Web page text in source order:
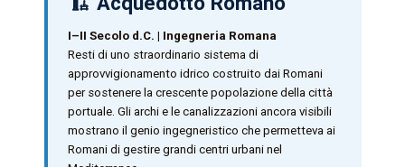
I–II Secolo d.C. | Ingegneria Romana
Resti di uno straordinario sistema di
approvvigionamento idrico costruito dai Romani
per sostenere la crescente popolazione della città
portuale. Gli archi e le canalizzazioni ancora visibili
mostrano il genio ingegneristico che permetteva ai
Romani di gestire grandi centri urbani nel